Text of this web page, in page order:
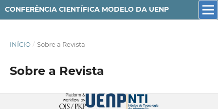
CONFERÊNCIA CIENTÍFICA MODELO DA UENP
INÍCIO / Sobre a Revista
Sobre a Revista